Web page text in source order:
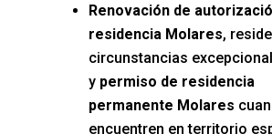
Renovación de
residencia Molares,
circunstancias
y permiso de residencia
permanente Molares
encuentren en territorio